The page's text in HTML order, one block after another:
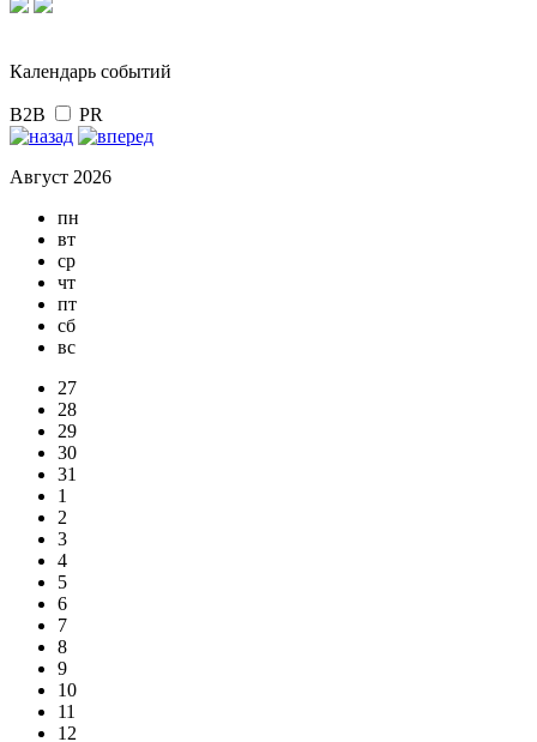
Календарь событий
B2B PR
Август 2026
пн
вт
ср
чт
пт
сб
вс
27
28
29
30
31
1
2
3
4
5
6
7
8
9
10
11
12